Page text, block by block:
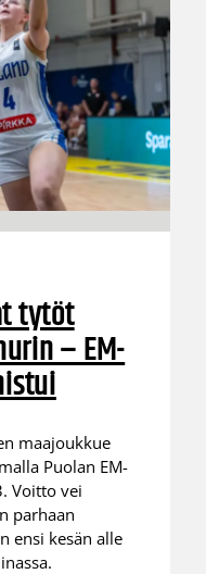
tytöt
– EM-
maajoukkue
Puolan EM-
Voitto vei
parhaan
ensi kesän alle